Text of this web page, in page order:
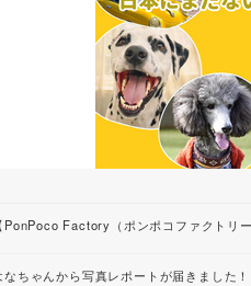
【PonPoco Factory（ポンポコファクトリ
なちゃんから写真レポートが届きました！